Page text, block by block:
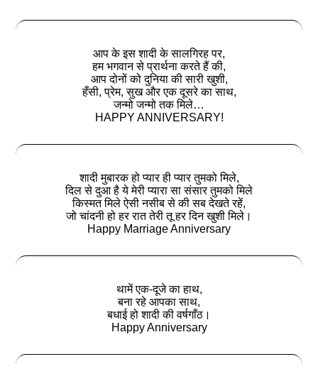
आप के इस शादी के सालगिरह पर,
हम भगवान से प्रार्थना करते हैं की,
आप दोनों को दुनिया की सारी खुशी,
हँसी, प्रेम, सुख और एक दूसरे का साथ,
जन्मो जन्मो तक मिले…
HAPPY ANNIVERSARY!
शादी मुबारक हो प्यार ही प्यार तुमको मिले,
दिल से दुआ है ये मेरी प्यारा सा संसार तुमको मिले
किस्मत मिले ऐसी नसीब से की सब देखते रहें,
जो चांदनी हो हर रात तेरी तू हर दिन खुशी मिले।
Happy Marriage Anniversary
थामें एक-दूजे का हाथ,
बना रहे आपका साथ,
बधाई हो शादी की वर्षगाँठ।
Happy Anniversary